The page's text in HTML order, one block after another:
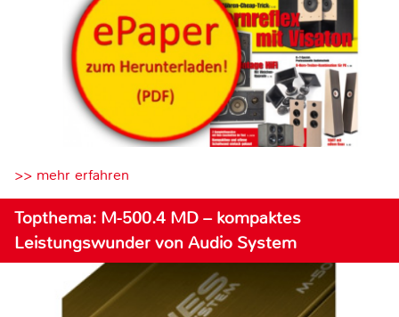
>> mehr erfahren
Topthema: M-500.4 MD – kompaktes
Leistungswunder von Audio System